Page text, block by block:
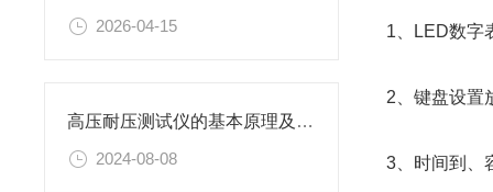
2026-04-15
高压耐压测试仪的基本原理及操作步骤
2024-08-08
1、LED数字
2、键盘设置
3、时间到、